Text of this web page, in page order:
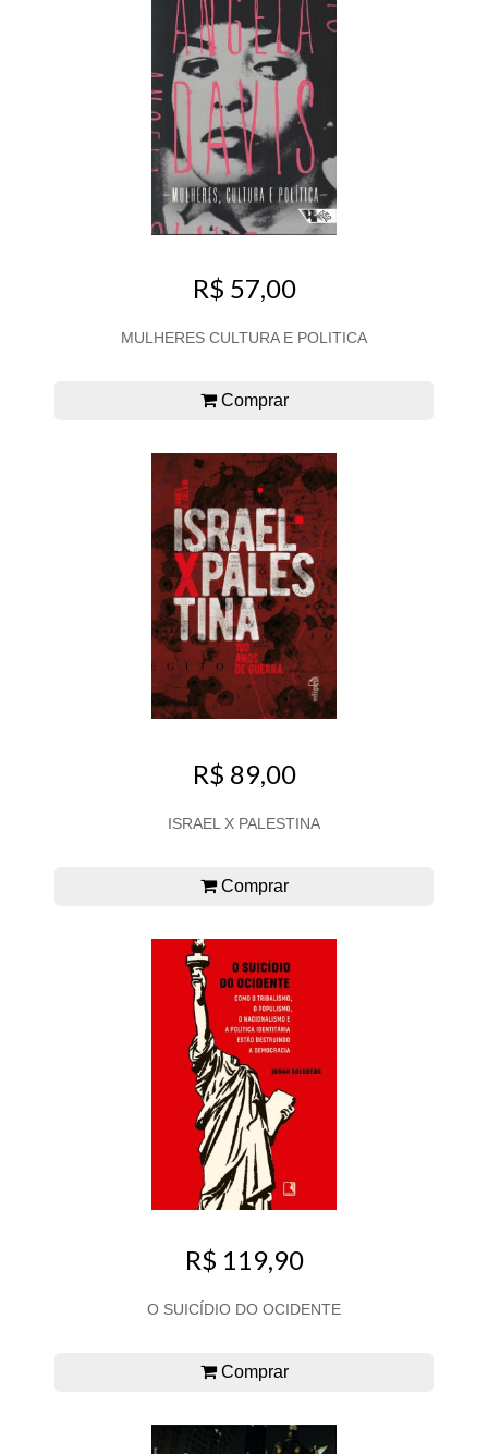
R$ 57,00
MULHERES CULTURA E POLITICA
Comprar
R$ 89,00
ISRAEL X PALESTINA
Comprar
R$ 119,90
O SUICÍDIO DO OCIDENTE
Comprar